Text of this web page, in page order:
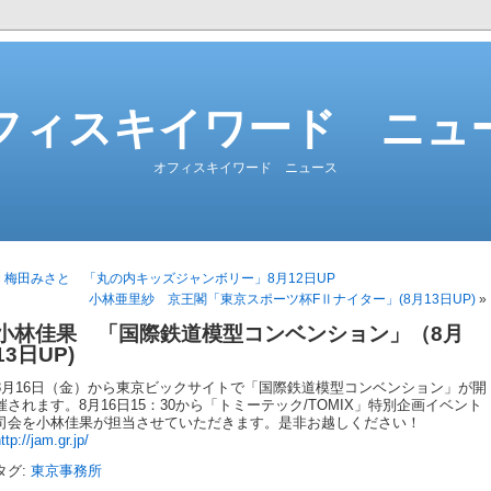
ィスキイワード ニュ
オフィスキイワード ニュース
梅田みさと 「丸の内キッズジャンボリー」8月12日UP
小林亜里紗 京王閣「東京スポーツ杯FⅡナイター」(8月13日UP) »
林佳果 「国際鉄道模型コンベンション」（8月
日UP)
16日（金）から東京ビックサイトで「国際鉄道模型コンベンション」が開
されます。8月16日15：30から「トミーテック/TOMIX」特別企画イベント
会を小林佳果が担当させていただきます。是非お越しください！
jam.gr.jp/
グ: 東京事務所